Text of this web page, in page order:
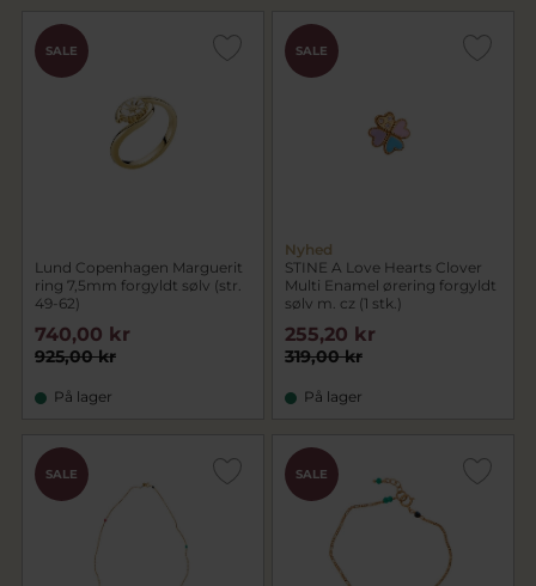
SALE
Lund Copenhagen Marguerit
ring 7,5mm forgyldt sølv (str.
49-62)
925,00 kr
740,00 kr
På lager
SALE
Nyhed
STINE A Love Hearts Clover
Multi Enamel ørering forgyldt
sølv m. cz (1 stk.)
319,00 kr
255,20 kr
På lager
SALE SALE